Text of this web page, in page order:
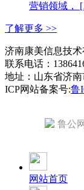
营销领域，
了解更多 >>
济南康美信息技
联系电话：
地址：山东省济
ICP网站备案号:鲁
鲁公
网站首页